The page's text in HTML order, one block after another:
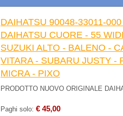
DAIHATSU 90048-33011-
DAIHATSU CUORE - 55
SUZUKI ALTO - BALENO -
VITARA - SUBARU JUSTY -
MICRA - PIXO
PRODOTTO NUOVO ORIGINALE
Paghi solo: € 45,00